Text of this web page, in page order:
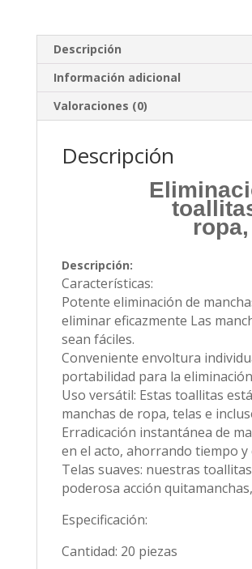
Descripción
Información adicional
Valoraciones (0)
Descripción
Descripción:
Características:
Potente eliminación de
eliminar eficazmente Las
sean fáciles.
Conveniente envoltura
portabilidad para la
Uso versátil: Estas toallitas
manchas de ropa, telas e
Erradicación instantánea de
en el acto, ahorrando tiempo
Telas suaves: nuestras
poderosa acción
Especificación:
Cantidad: 20 piezas